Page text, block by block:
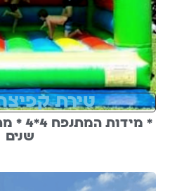
טירת
שנים